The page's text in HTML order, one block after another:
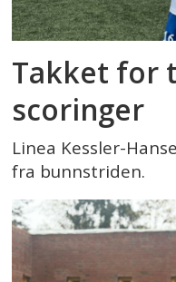
Takket for
scoringer
Linea Kessler-
fra bunnstriden.